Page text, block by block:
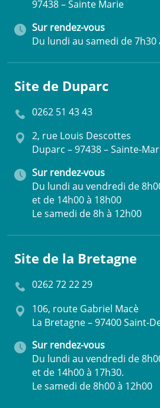
97438 – Sainte Marie
Sur rendez-vous
Du lundi au samedi de 7h30
Site de Duparc
0262 51 43 43
2, rue Louis Descottes
Duparc – 97438 – Sainte-
Sur rendez-vous
Du lundi au vendredi de
et de 14h00 à 18h00
Le samedi de 8h à 12h00
Site de la Bretagne
0262 72 22 29
106, route Gabriel Macè
La Bretagne – 97400 Saint-
Sur rendez-vous
Du lundi au vendredi de
et de 14h00 à 17h30.
Le samedi de 8h00 à 12h00